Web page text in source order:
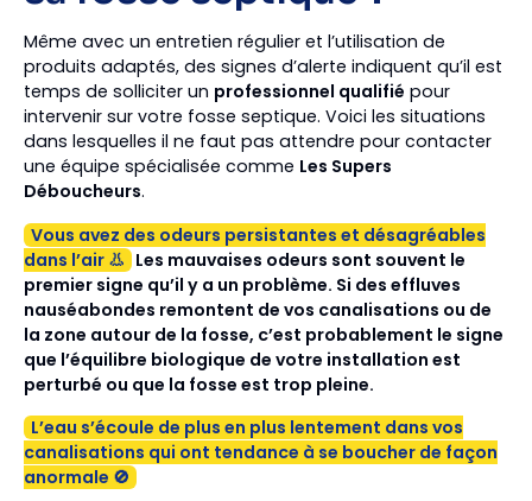
Même avec un entretien régulier et l’utilisation de
produits adaptés, des signes d’alerte indiquent qu’il est
temps de solliciter un professionnel qualifié pour
intervenir sur votre fosse septique. Voici les situations
dans lesquelles il ne faut pas attendre pour contacter
une équipe spécialisée comme Les Supers
Déboucheurs.
Vous avez des odeurs persistantes et désagréables
dans l’air 👃 ‍Les mauvaises odeurs sont souvent le
premier signe qu’il y a un problème. Si des effluves
nauséabondes remontent de vos canalisations ou de
la zone autour de la fosse, c’est probablement le signe
que l’équilibre biologique de votre installation est
perturbé ou que la fosse est trop pleine.
L’eau s’écoule de plus en plus lentement dans vos
canalisations qui ont tendance à se boucher de façon
anormale 🚫